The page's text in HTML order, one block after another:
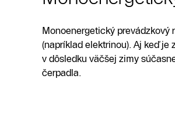
Monoenergetický prevádzkový
(napríklad elektrinou). Aj keď je
v dôsledku väčšej zimy
čerpadla.